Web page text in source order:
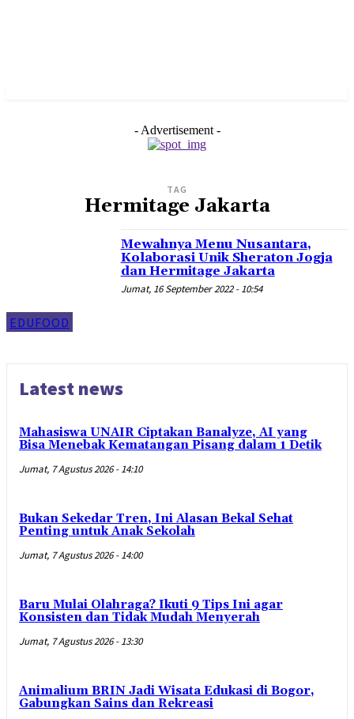
- Advertisement -
TAG
Hermitage Jakarta
EDUFOOD
Mewahnya Menu Nusantara,
Kolaborasi Unik Sheraton Jogja
dan Hermitage Jakarta
Jumat, 16 September 2022 - 10:54
Latest news
Mahasiswa UNAIR Ciptakan Banalyze, AI yang
Bisa Menebak Kematangan Pisang dalam 1 Detik
Jumat, 7 Agustus 2026 - 14:10
Bukan Sekedar Tren, Ini Alasan Bekal Sehat
Penting untuk Anak Sekolah
Jumat, 7 Agustus 2026 - 14:00
Baru Mulai Olahraga? Ikuti 9 Tips Ini agar
Konsisten dan Tidak Mudah Menyerah
Jumat, 7 Agustus 2026 - 13:30
Animalium BRIN Jadi Wisata Edukasi di Bogor,
Gabungkan Sains dan Rekreasi